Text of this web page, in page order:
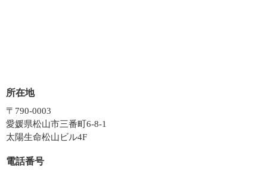
所在地
〒790-0003
愛媛県松山市三番町6-8-1
太陽生命松山ビル4F
電話番号